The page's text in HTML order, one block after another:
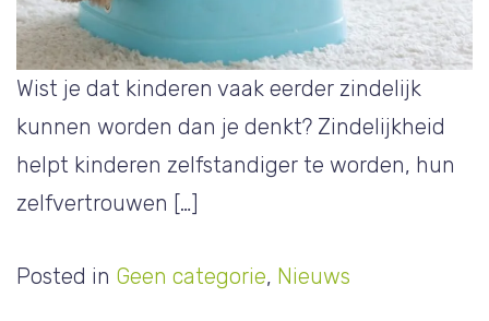
Wist je dat kinderen vaak eerder zindelijk
kunnen worden dan je denkt? Zindelijkheid
helpt kinderen zelfstandiger te worden, hun
zelfvertrouwen […]
Posted in Geen categorie, Nieuws